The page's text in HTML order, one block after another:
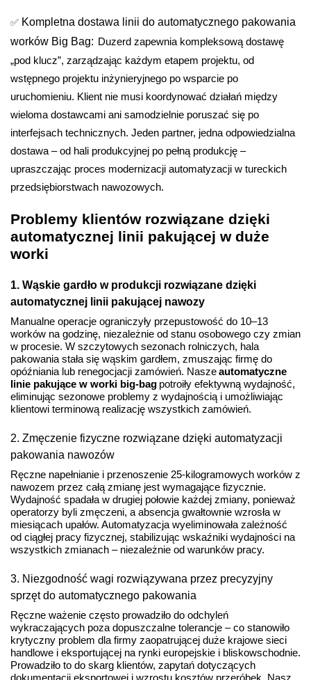
✅ Kompletna dostawa linii do automatycznego pakowania
worków Big Bag: Duzerd zapewnia kompleksową dostawę
„pod klucz”, zarządzając każdym etapem projektu, od
wstępnego projektu inżynieryjnego po wsparcie po
uruchomieniu. Klient nie musi koordynować działań między
wieloma dostawcami ani samodzielnie poruszać się po
interfejsach technicznych. Jeden partner, jedna odpowiedzialna
dostawa – od hali produkcyjnej po pełną produkcję –
upraszczając proces modernizacji automatyzacji w tureckich
przedsiębiorstwach nawozowych.
Problemy klientów rozwiązane dzięki
automatycznej linii pakującej w duże
worki
1. Wąskie gardło w produkcji rozwiązane dzięki
automatycznej linii pakującej nawozy
Manualne operacje ograniczyły przepustowość do 10–13
worków na godzinę, niezależnie od stanu osobowego czy zmian
w procesie. W szczytowych sezonach rolniczych, hala
pakowania stała się wąskim gardłem, zmuszając firmę do
opóźniania lub renegocjacji zamówień. Naszeautomatyczne
linie pakujące w worki big-bag potroiły efektywną wydajność,
eliminując sezonowe problemy z wydajnością i umożliwiając
klientowi terminową realizację wszystkich zamówień.
2. Zmęczenie fizyczne rozwiązane dzięki automatyzacji
pakowania nawozów
Ręczne napełnianie i przenoszenie 25-kilogramowych worków z
nawozem przez całą zmianę jest wymagające fizycznie.
Wydajność spadała w drugiej połowie każdej zmiany, ponieważ
operatorzy byli zmęczeni, a absencja gwałtownie wzrosła w
miesiącach upałów. Automatyzacja wyeliminowała zależność
od ciągłej pracy fizycznej, stabilizując wskaźniki wydajności na
wszystkich zmianach – niezależnie od warunków pracy.
3. Niezgodność wagi rozwiązywana przez precyzyjny
sprzęt do automatycznego pakowania
Ręczne ważenie często prowadziło do odchyleń
wykraczających poza dopuszczalne tolerancje – co stanowiło
krytyczny problem dla firmy zaopatrującej duże krajowe sieci
handlowe i eksportującej na rynki europejskie i bliskowschodnie.
Prowadziło to do skarg klientów, zapytań dotyczących